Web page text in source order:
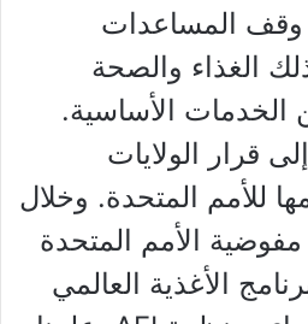
وقف المساعدات
الغذاء والصحة
الخدمات الأساسية.
قرار الولايات
للأمم المتحدة. وخلال
مفوضية الأمم المتحدة
الأغذية العالمي